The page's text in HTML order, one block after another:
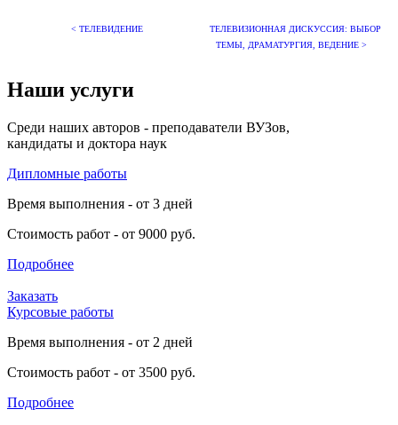
< ТЕЛЕВИДЕНИЕ
ТЕЛЕВИЗИОННАЯ ДИСКУССИЯ: ВЫБОР
ТЕМЫ, ДРАМАТУРГИЯ, ВЕДЕНИЕ >
Наши услуги
Среди наших авторов - преподаватели ВУЗов,
кандидаты и доктора наук
Дипломные работы
Время выполнения - от 3 дней
Стоимость работ - от 9000 руб.
Подробнее
Заказать
Курсовые работы
Время выполнения - от 2 дней
Стоимость работ - от 3500 руб.
Подробнее